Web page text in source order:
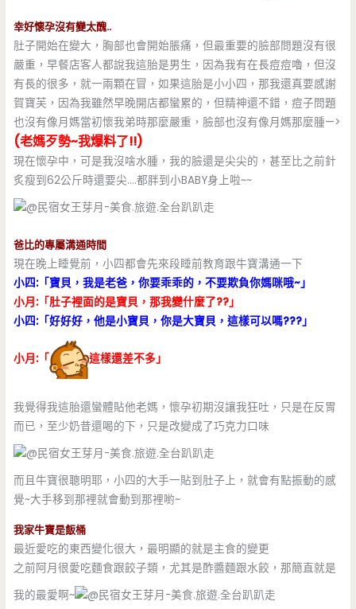
幸好懷孕沒有變太醜..
肚子開始在變大，胸部也會開始脹痛，但最重要的臉部問題沒有很
嚴重，早餐店客人都說我這胎是男生，因為我有在長痘痘嚕，但沒
有長的很多，就一兩顆在冒，如果這胎是小小四，那我還真要感謝
賀寶芙，因為我雖然早晚開店都蠻累的，但精神還不錯，痘子問題
也沒有像月媽當初懷我弟時那麼嚴重，臉部也沒有像月媽那麼腫—>
(老媽歹勢~我爆料了!!)
現在懷孕中，可是我沒啥水腫，我的臉還是尖尖的，甚至比之前針
炙瘦到62公斤時還要尖….都胖到小BABY身上啦~~
爸比的專屬溝通時間
現在晚上睡覺前，小四都會先來段睡前教育跟牛寶溝通一下
小四:「寶貝，我是老爸，你要乖乖的，不要欺負你媽咪哦~」
小月:「肚子裡面的是寶貝，那我變什麼了??」
小四:「好好好，他是小寶貝，你是大寶貝，這樣可以嗎???」
小月:「 這樣還差不多」
我覺得我這胎還蠻體貼他老媽，懷孕初期沒讓我狂吐，只是在反胃
而已，至少奶昔還喝的下，只是改變成了巧克力口味
而且牛寶很聰明耶，小四的大手一貼到肚子上，就會有點振動的感
覺~大手移到那裡就會動到那裡喲~
我家牛寶是飯桶
最近愛吃的東西變化很大，最明顯的就是主食的變更
之前阿月很愛吃麵食跟餃子類，尤其是酢醬麵跟水餃，那簡直就是
我的最愛啊~